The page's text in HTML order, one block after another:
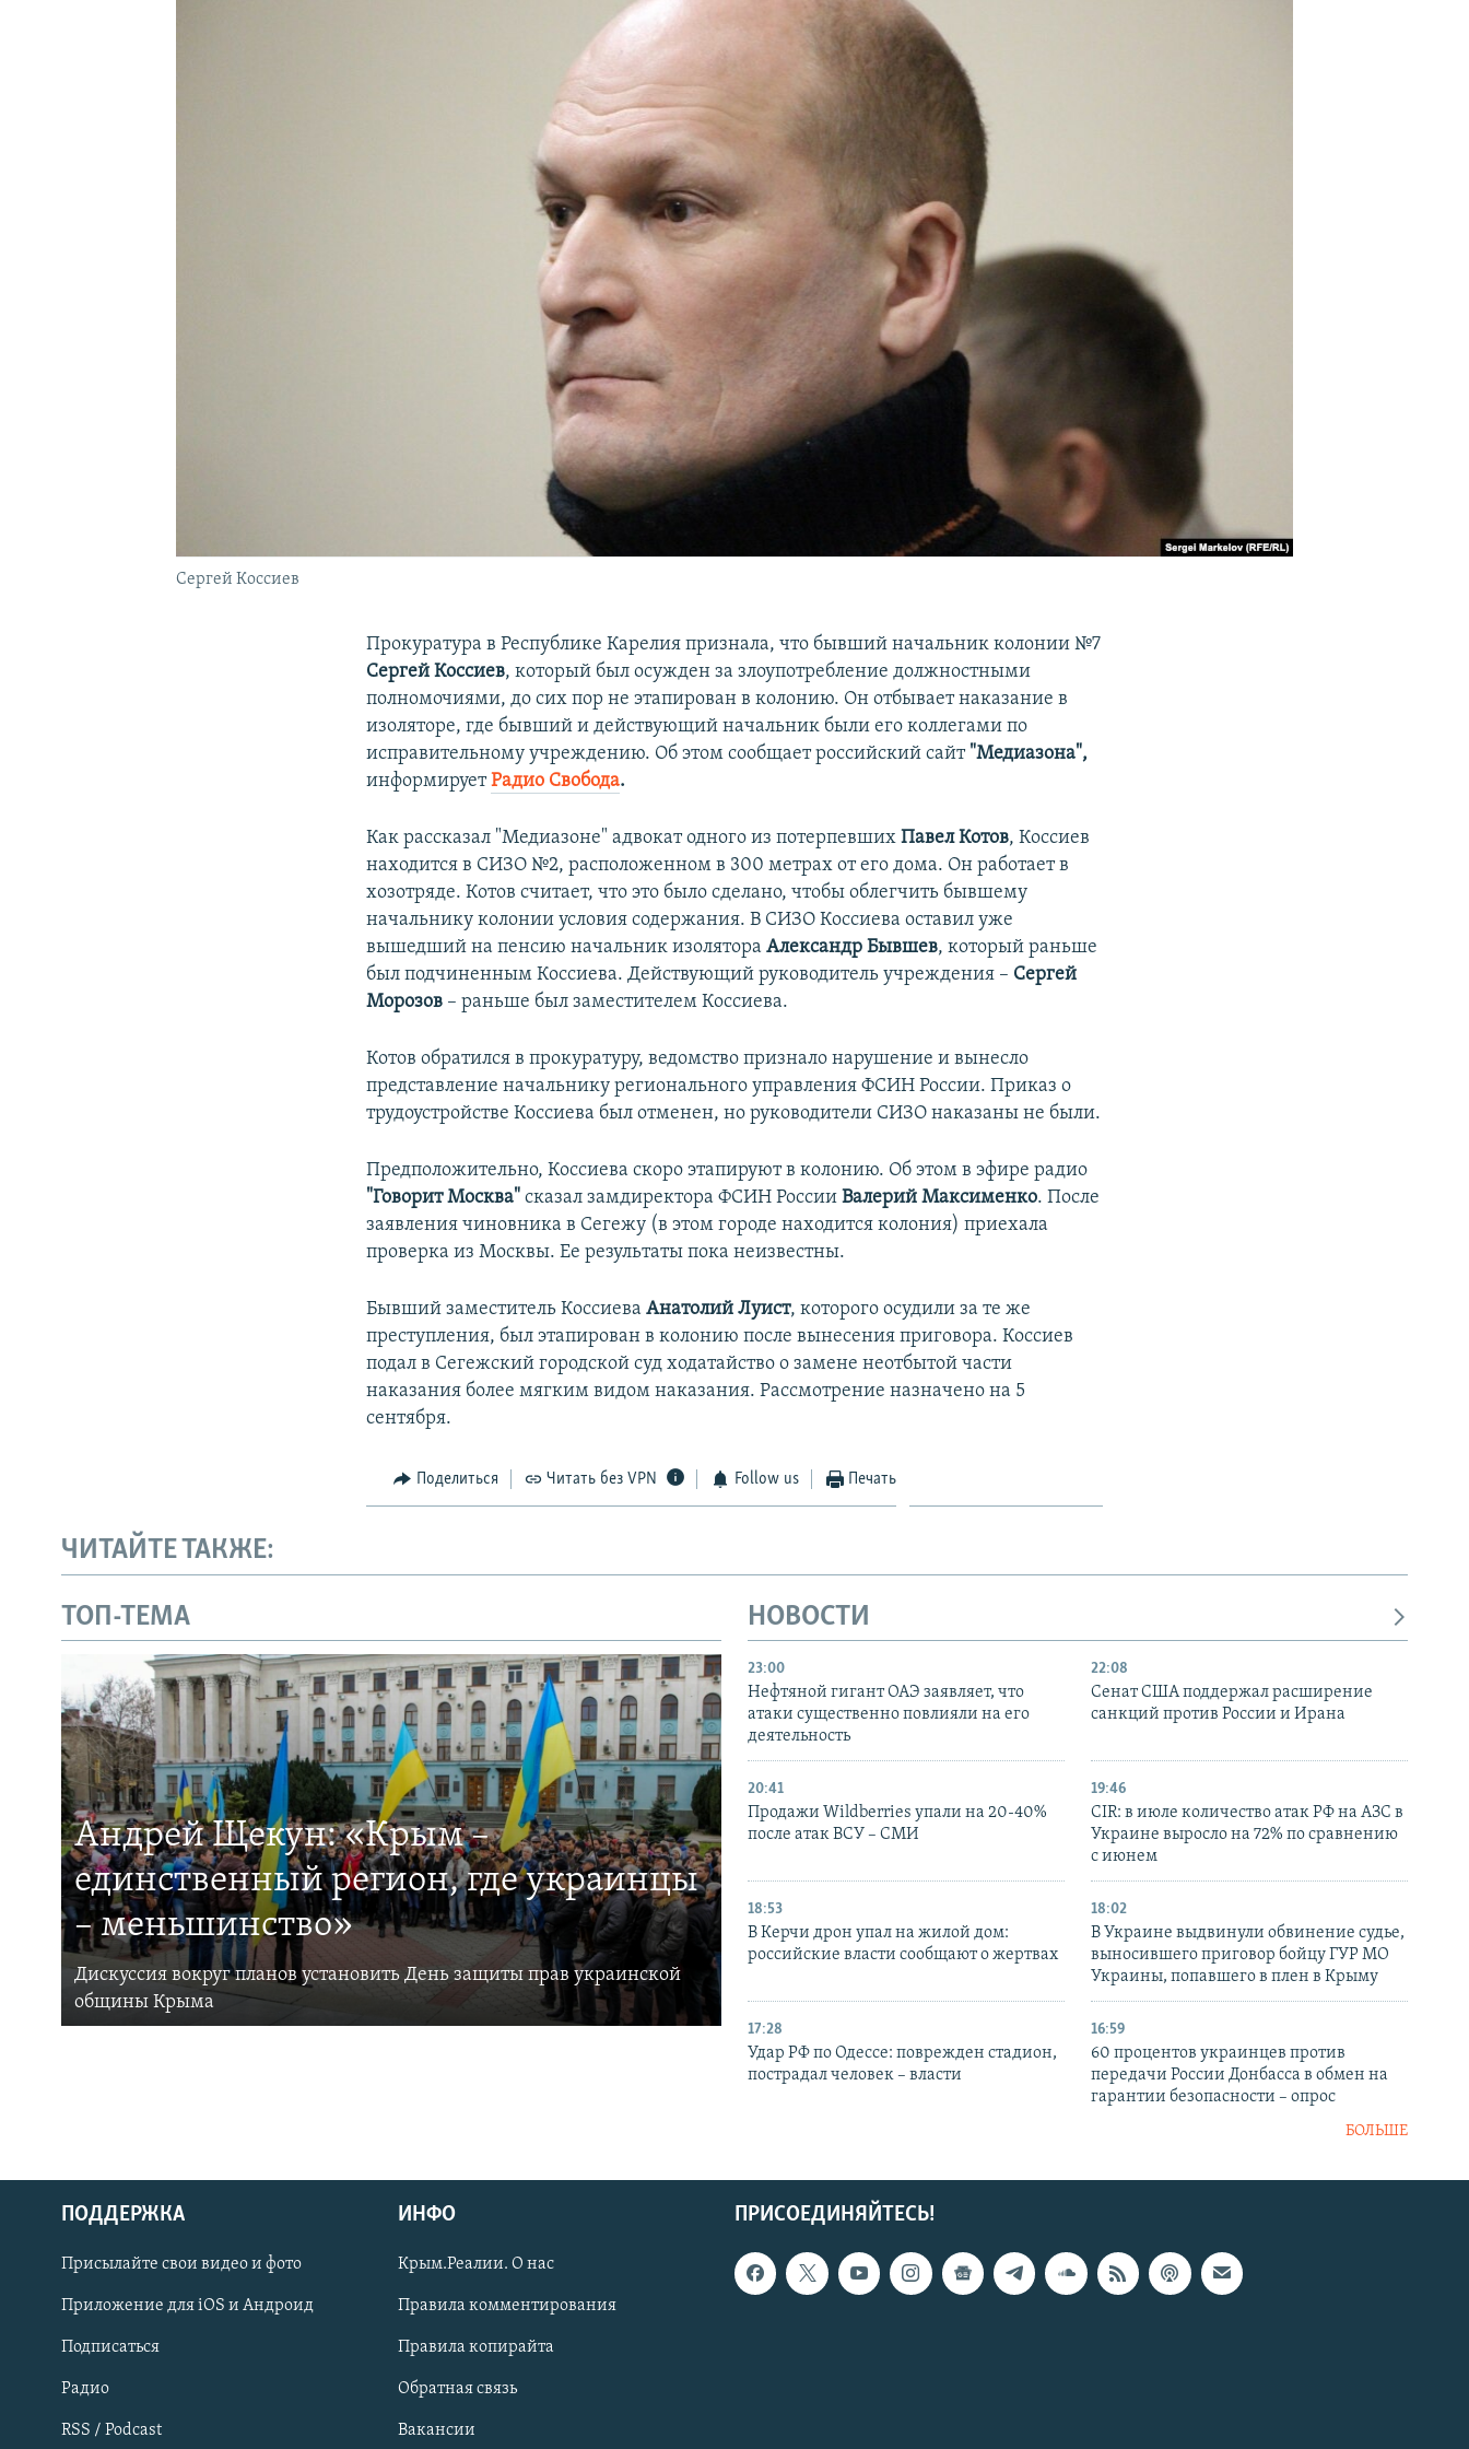
Українською
Qırımtatar
ПРИСОЕДИНЯЙТЕСЬ!
Сергей Коссиев
Прокуратура в Республике Карелия признала, что бывший начальник колонии №7
Сергей Коссиев, который был осужден за злоупотребление должностными
полномочиями, до сих пор не этапирован в колонию. Он отбывает наказание в
изоляторе, где бывший и действующий начальник были его коллегами по
исправительному учреждению. Об этом сообщает российский сайт "Медиазона",
информируетРадио Свобода.
Как рассказал "Медиазоне" адвокат одного из потерпевшихПавел Котов, Коссиев
находится в СИЗО №2, расположенном в 300 метрах от его дома. Он работает в
хозотряде. Котов считает, что это было сделано, чтобы облегчить бывшему
начальнику колонии условия содержания. В СИЗО Коссиева оставил уже
вышедший на пенсию начальник изолятораАлександр Бывшев, который раньше
был подчиненным Коссиева. Действующий руководитель учреждения – Сергей
Морозов – раньше был заместителем Коссиева.
Котов обратился в прокуратуру, ведомство признало нарушение и вынесло
представление начальнику регионального управления ФСИН России. Приказ о
трудоустройстве Коссиева был отменен, но руководители СИЗО наказаны не были.
Предположительно, Коссиева скоро этапируют в колонию. Об этом в эфире радио
"Говорит Москва" сказал замдиректора ФСИН РоссииВалерий Максименко. После
заявления чиновника в Сегежу (в этом городе находится колония) приехала
проверка из Москвы. Ее результаты пока неизвестны.
Бывший заместитель КоссиеваАнатолий Луист, которого осудили за те же
преступления, был этапирован в колонию после вынесения приговора. Коссиев
подал в Сегежский городской суд ходатайство о замене неотбытой части
наказания более мягким видом наказания. Рассмотрение назначено на 5
сентября.
Поделиться Читать без VPN Follow us Печать
ЧИТАЙТЕ ТАКЖЕ:
ТОП-ТЕМА
Андрей Щекун: «Крым –
единственный регион, где украинцы
– меньшинство»
Дискуссия вокруг планов установить День защиты прав украинской
общины Крыма
НОВОСТИ
23:00
Нефтяной гигант ОАЭ заявляет, что
атаки существенно повлияли на его
деятельность
22:08
Сенат США поддержал расширение
санкций против России и Ирана
20:41
Продажи Wildberries упали на 20-40%
после атак ВСУ – СМИ
19:46
CIR: в июле количество атак РФ на АЗС в
Украине выросло на 72% по сравнению
с июнем
18:53
В Керчи дрон упал на жилой дом:
российские власти сообщают о жертвах
18:02
В Украине выдвинули обвинение судье,
выносившего приговор бойцу ГУР МО
Украины, попавшего в плен в Крыму
17:28
Удар РФ по Одессе: поврежден стадион,
пострадал человек – власти
16:59
60 процентов украинцев против
передачи России Донбасса в обмен на
гарантии безопасности – опрос
БОЛЬШЕ
ПРИСОЕДИНЯЙТЕСЬ!
ПОДДЕРЖКА
Присылайте свои видео и фото
Приложение для iOS и Андроид
Подписаться
Радио
RSS / Podcast
ИНФО
Крым.Реалии. О нас
Правила комментирования
Правила копирайта
Обратная связь
Вакансии